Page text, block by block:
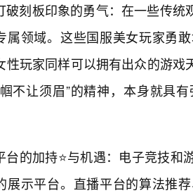
破刻板印象的勇气：在一些传统
属领域。这些国服美女玩家勇
性玩家同样可以拥有出众的游
不让须眉”的精神，本身就具
台的加持⭐与机遇：电子竞技
展示平台。直播平台的算法推